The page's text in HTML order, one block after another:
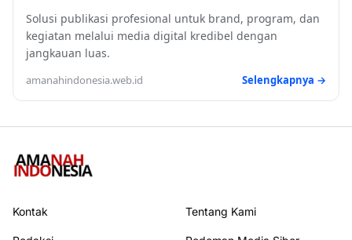
Solusi publikasi profesional untuk brand, program, dan
kegiatan melalui media digital kredibel dengan
jangkauan luas.
amanahindonesia.web.id Selengkapnya →
Kontak Tentang Kami